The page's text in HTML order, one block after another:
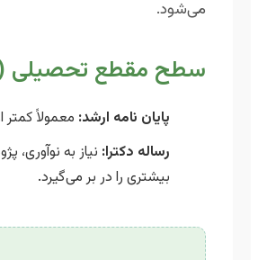
می‌شود.
سطح مقطع تحصیلی
پایان نامه ارشد: معمولاً کمتر
رساله دکترا: نیاز به
بیشتری را در بر می‌گیرد.